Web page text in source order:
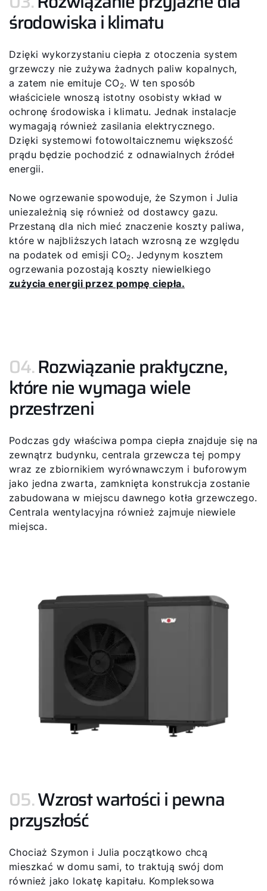
środowiska i klimatu
Dzięki wykorzystaniu ciepła z otoczenia system
grzewczy nie zużywa żadnych paliw kopalnych,
a zatem nie emituje CO2. W ten sposób
właściciele wnoszą istotny osobisty wkład w
ochronę środowiska i klimatu. Jednak instalacje
wymagają również zasilania elektrycznego.
Dzięki systemowi fotowoltaicznemu większość
prądu będzie pochodzić z odnawialnych źródeł
energii.
Nowe ogrzewanie spowoduje, że Szymon i Julia
uniezależnią się również od dostawcy gazu.
Przestaną dla nich mieć znaczenie koszty paliwa,
które w najbliższych latach wzrosną ze względu
na podatek od emisji CO2. Jedynym kosztem
ogrzewania pozostają koszty niewielkiego
zużycia energii przez pompę ciepła.
04.Rozwiązanie praktyczne,
które nie wymaga wiele
przestrzeni
Podczas gdy właściwa pompa ciepła znajduje się na
zewnątrz budynku, centrala grzewcza tej pompy
wraz ze zbiornikiem wyrównawczym i buforowym
jako jedna zwarta, zamknięta konstrukcja zostanie
zabudowana w miejscu dawnego kotła grzewczego.
Centrala wentylacyjna również zajmuje niewiele
miejsca.
05.Wzrost wartości i pewna
przyszłość
Chociaż Szymon i Julia początkowo chcą
mieszkać w domu sami, to traktują swój dom
również jako lokatę kapitału. Kompleksowa
Cześć!
Jak możemy Ci pomóc?
Znajdź swojego eksperta
Przydatne linki
Kariera
O nas
Kontakt